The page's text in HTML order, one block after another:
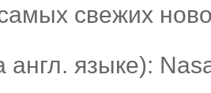
свежих
англ. языке):